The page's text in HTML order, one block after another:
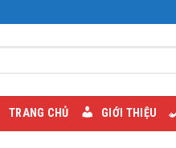
TRANG CHỦ GIỚI THIỆU